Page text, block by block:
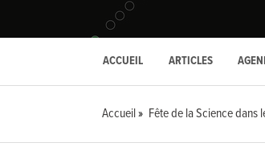
ACCUEIL ARTICLES
Accueil Fête de la Science dans